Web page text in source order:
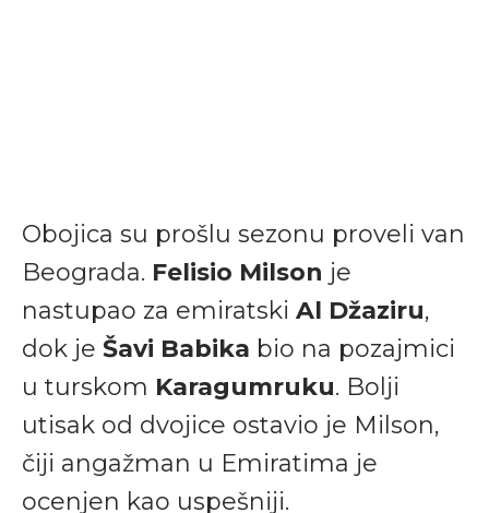
Obojica su prošlu sezonu proveli van
Beograda. Felisio Milson je
nastupao za emiratski Al Džaziru,
dok je Šavi Babika bio na pozajmici
u turskom Karagumruku. Bolji
utisak od dvojice ostavio je Milson,
čiji angažman u Emiratima je
ocenjen kao uspešniji.